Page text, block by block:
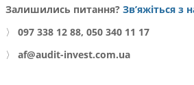
Залишились питання? Зв’яжіться з
〉
097 338 12 88, 050 340 11 17
〉
af@audit-invest.com.ua